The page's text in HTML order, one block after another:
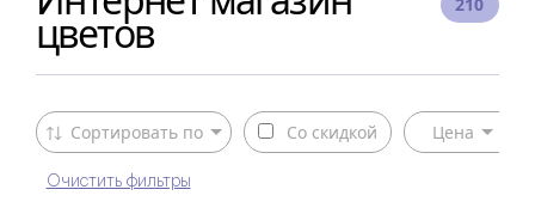
цветов
Сортировать по Со скидкой Цена
Очистить фильтры